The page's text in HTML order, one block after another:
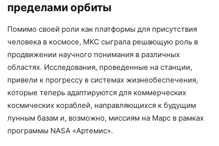
пределами орбиты
Помимо своей роли как платформы для присутствия
человека в космосе, МКС сыграла решающую роль в
продвижении научного понимания в различных
областях. Исследования, проведенные на станции,
привели к прогрессу в системах жизнеобеспечения,
которые теперь адаптируются для коммерческих
космических кораблей, направляющихся к будущим
лунным базам и, возможно, миссиям на Марс в рамках
программы NASA «Артемис».